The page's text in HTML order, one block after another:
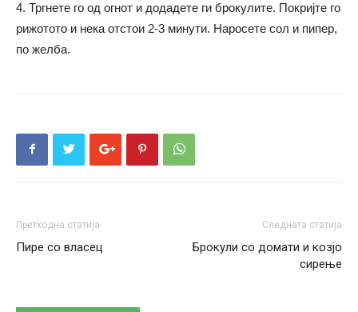
4. Тргнете го од огнот и додадете ги брокулите. Покријте го
рижотото и нека отстои 2-3 минути. Наросете сол и пипер,
по желба.
Претходна статија
Пире со власец
Следната статија
Брокули со домати и козјо
сирење